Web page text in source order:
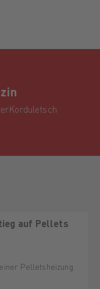
auf Pellets
Pelletsheizung